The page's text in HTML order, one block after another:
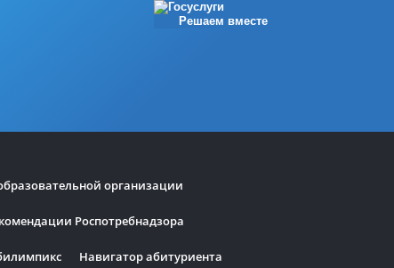
Решаем вместе
организации
Роспотребнадзора
Навигатор абитуриента